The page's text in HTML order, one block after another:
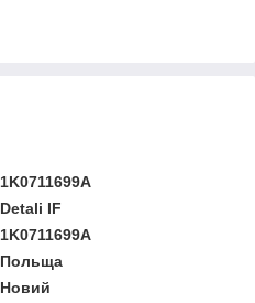
1K0711699A
Detali IF
1K0711699A
Польща
Новий